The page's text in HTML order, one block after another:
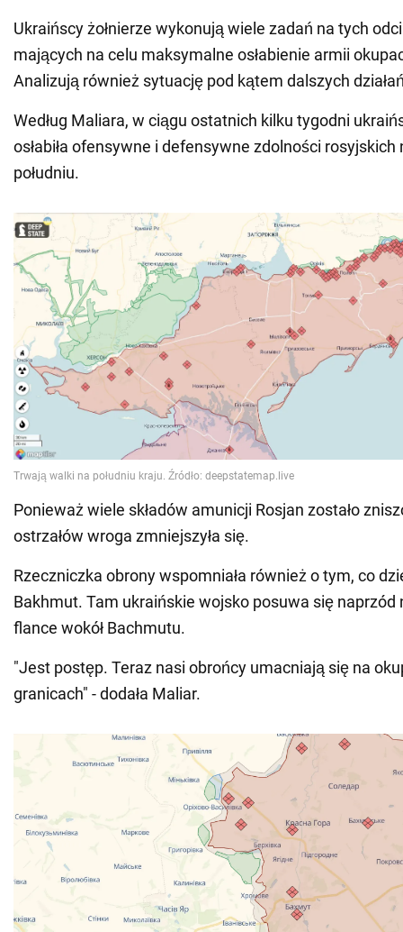
Ukraińscy żołnierze wykonują wiele zadań na tych
mających na celu maksymalne osłabienie armii
Analizują również sytuację pod kątem dalszych
Według Maliara, w ciągu ostatnich kilku tygodni
osłabiła ofensywne i defensywne zdolności
południu.
Ponieważ wiele składów amunicji Rosjan zostało
ostrzałów wroga zmniejszyła się.
Rzeczniczka obrony wspomniała również o tym, co
Bakhmut. Tam ukraińskie wojsko posuwa się naprzód
flance wokół Bachmutu.
"Jest postęp. Teraz nasi obrońcy umacniają się na
granicach" - dodała Maliar.